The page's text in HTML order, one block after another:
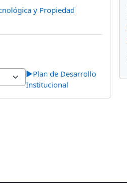
y Propiedad
▶︎Plan de Desarrollo
Institucional